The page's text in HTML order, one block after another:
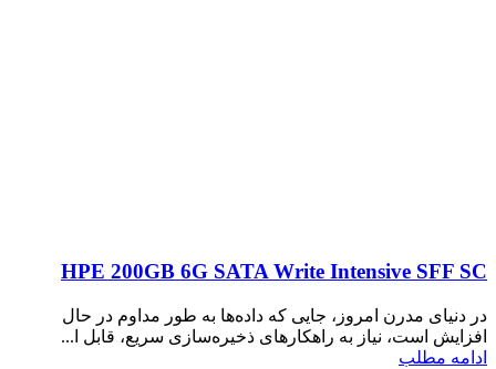
HPE 200GB 6G SATA Write Intensive SFF SC
در دنیای مدرن امروز، جایی که داده‌ها به طور مداوم در حال
افزایش است، نیاز به راهکارهای ذخیره‌سازی سریع، قابل ا...
ادامه مطلب